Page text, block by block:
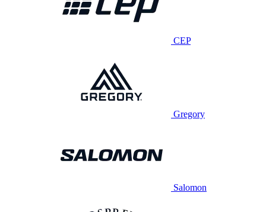
CEP
Gregory
Salomon